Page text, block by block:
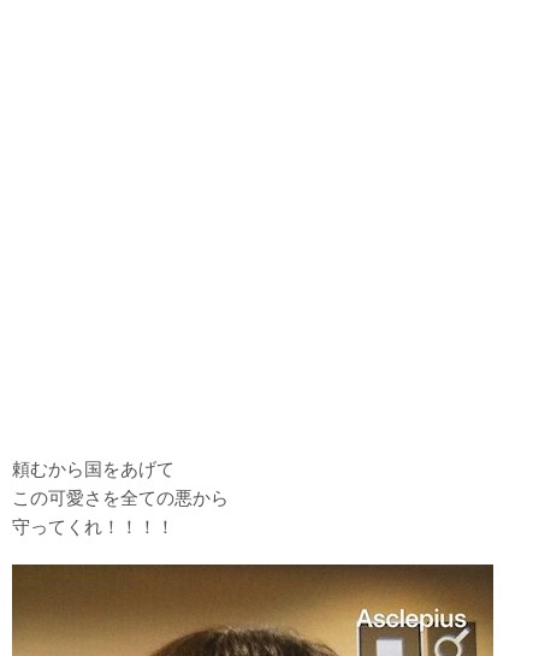
頼むから国をあげて
この可愛さを全ての悪から
守ってくれ！！！！